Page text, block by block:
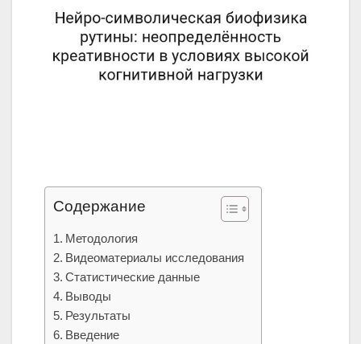
Содержание
Методология
Видеоматериалы исследования
Статистические данные
Выводы
Результаты
Введение